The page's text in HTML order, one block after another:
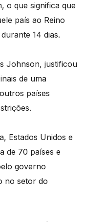
o que significa que
país ao Reino
14 dias.
Johnson, justificou
de uma
países
Estados Unidos e
de 70 países e
governo
no setor do